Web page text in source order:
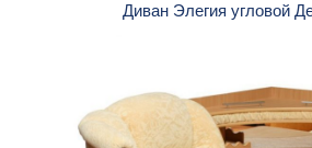
Диван Элегия угловой